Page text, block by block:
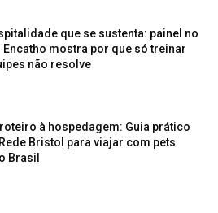
que se sustenta: painel no
Encatho mostra por que só treinar
não resolve
roteiro à hospedagem: Guia prático
Bristol para viajar com pets
Brasil